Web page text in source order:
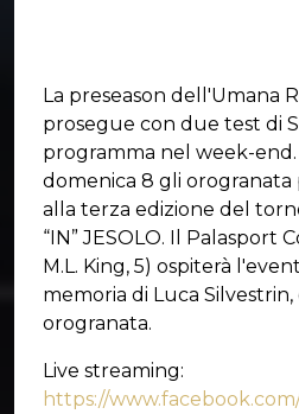
La preseason dell'Umana
prosegue con due test di
programma nel week-end.
domenica 8 gli
alla terza edizione del
“IN” JESOLO. Il Palasport
M.L. King, 5) ospiterà
memoria di Luca
orogranata.
Live streaming:
https://